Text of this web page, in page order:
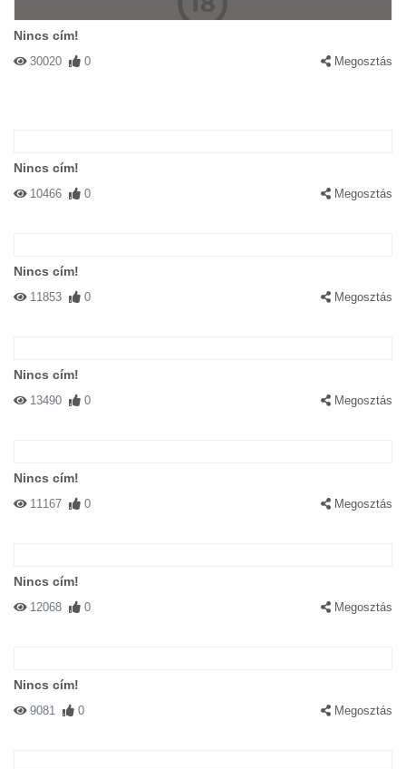
Nincs cím!
30020 0 Megosztás
Nincs cím!
10466 0 Megosztás
Nincs cím!
11853 0 Megosztás
Nincs cím!
13490 0 Megosztás
Nincs cím!
11167 0 Megosztás
Nincs cím!
12068 0 Megosztás
Nincs cím!
9081 0 Megosztás